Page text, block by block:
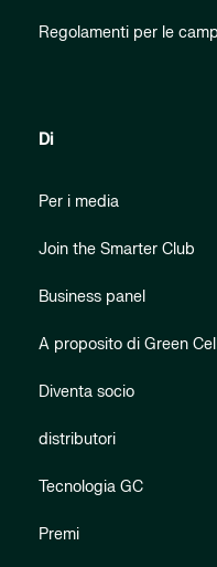
Regolamenti per le
Di
Per i media
Join the Smarter Club
Business panel
A proposito di Green Cell
Diventa socio
distributori
Tecnologia GC
Premi